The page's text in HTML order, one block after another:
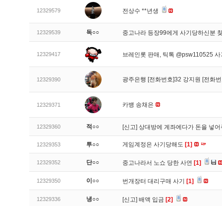
12329579 전상수 **년생
12329539 독○○ 중고나라 등장99에게 사기당하신분
12329417 브레인롯 판매, 틱톡 @psw110525
12329390 광주은행 [전화번호]32 강지원 [전화
12329371 카뱅 송채은
12329360 적○○ [신고] 상대방에 계좌에다가 돈을 넣
12329353 투○○ 게임계정은 사기당해도 [1]
12329352 단○○ 중고나라서 노쇼 당한 사연 [1]
12329350 이○○ 번개장터 대리구매 사기 [1]
12329336 냉○○ [신고] 배액 입금 [2]